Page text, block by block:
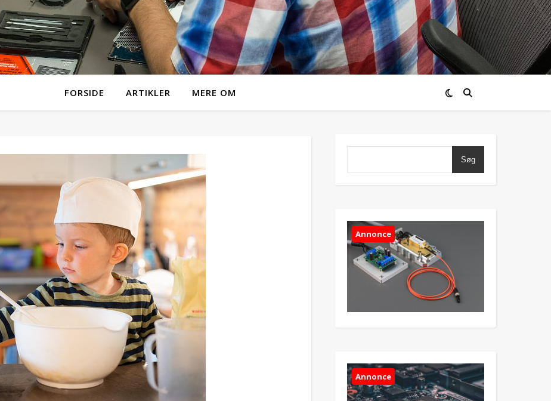
FORSIDE ARTIKLER MERE OM
Søg
Annonce
Annonce